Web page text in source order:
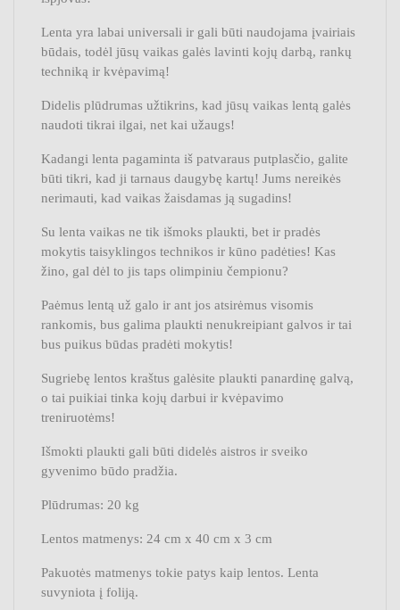
Lenta yra labai universali ir gali būti naudojama įvairiais
būdais, todėl jūsų vaikas galės lavinti kojų darbą, rankų
techniką ir kvėpavimą!
Didelis plūdrumas užtikrins, kad jūsų vaikas lentą galės
naudoti tikrai ilgai, net kai užaugs!
Kadangi lenta pagaminta iš patvaraus putplasčio, galite
būti tikri, kad ji tarnaus daugybę kartų! Jums nereikės
nerimauti, kad vaikas žaisdamas ją sugadins!
Su lenta vaikas ne tik išmoks plaukti, bet ir pradės
mokytis taisyklingos technikos ir kūno padėties! Kas
žino, gal dėl to jis taps olimpiniu čempionu?
Paėmus lentą už galo ir ant jos atsirėmus visomis
rankomis, bus galima plaukti nenukreipiant galvos ir tai
bus puikus būdas pradėti mokytis!
Sugriebę lentos kraštus galėsite plaukti panardinę galvą,
o tai puikiai tinka kojų darbui ir kvėpavimo
treniruotėms!
Išmokti plaukti gali būti didelės aistros ir sveiko
gyvenimo būdo pradžia.
Plūdrumas: 20 kg
Lentos matmenys: 24 cm x 40 cm x 3 cm
Pakuotės matmenys tokie patys kaip lentos. Lenta
suvyniota į foliją.